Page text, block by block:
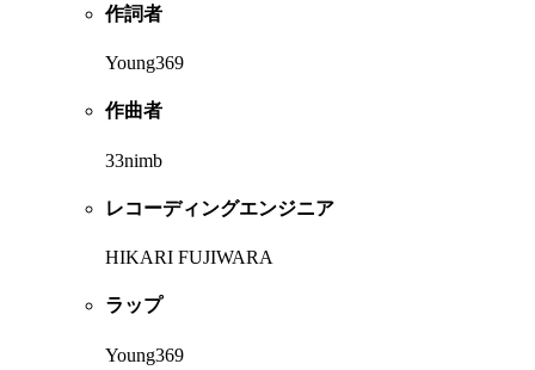
作詞者
Young369
作曲者
33nimb
レコーディングエンジニア
HIKARI FUJIWARA
ラップ
Young369